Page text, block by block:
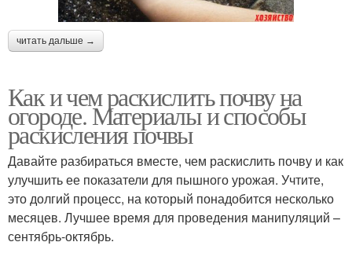
читать дальше →
Как и чем раскислить почву на
огороде. Материалы и способы
раскисления почвы
Давайте разбираться вместе, чем раскислить почву и как
улучшить ее показатели для пышного урожая. Учтите,
это долгий процесс, на который понадобится несколько
месяцев. Лучшее время для проведения манипуляций –
сентябрь-октябрь.